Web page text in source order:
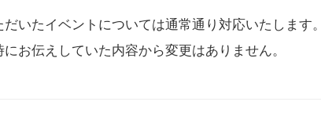
いたイベントについては通常通り対応いたします。
お伝えしていた内容から変更はありません。